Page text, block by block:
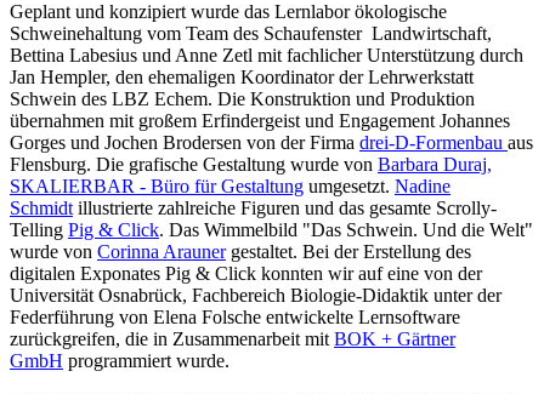
Geplant und konzipiert wurde das Lernlabor ökologische
Schweinehaltung vom Team des Schaufenster Landwirtschaft,
Bettina Labesius und Anne Zetl mit fachlicher Unterstützung durch
Jan Hempler, den ehemaligen Koordinator der Lehrwerkstatt
Schwein des LBZ Echem. Die Konstruktion und Produktion
übernahmen mit großem Erfindergeist und Engagement Johannes
Gorges und Jochen Brodersen von der Firma drei-D-Formenbau aus
Flensburg. Die grafische Gestaltung wurde von Barbara Duraj,
SKALIERBAR - Büro für Gestaltung umgesetzt. Nadine
Schmidt illustrierte zahlreiche Figuren und das gesamte Scrolly-
Telling Pig & Click. Das Wimmelbild "Das Schwein. Und die Welt"
wurde von Corinna Araunergestaltet. Bei der Erstellung des
digitalen Exponates Pig & Click konnten wir auf eine von der
Universität Osnabrück, Fachbereich Biologie-Didaktik unter der
Federführung von Elena Folsche entwickelte Lernsoftware
zurückgreifen, die in Zusammenarbeit mit BOK + Gärtner
GmbH programmiert wurde.